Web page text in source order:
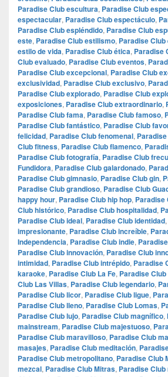
Paradise Club escultura, Paradise Club
espectacular, Paradise Club espectáculo,
Paradise Club espléndido, Paradise Club
este, Paradise Club estilismo, Paradise
estilo de vida, Paradise Club ética, Paradise
Club evaluado, Paradise Club eventos,
Paradise Club excepcional, Paradise Club
exclusividad, Paradise Club exclusivo,
Paradise Club explorado, Paradise Club
exposiciones, Paradise Club extraordinario,
Paradise Club fama, Paradise Club famoso,
Paradise Club fantástico, Paradise Club
felicidad, Paradise Club fenomenal,
Club fitness, Paradise Club flamenco,
Paradise Club fotografía, Paradise Club
Fundidora, Paradise Club galardonado,
Paradise Club gimnasio, Paradise Club gin,
Paradise Club grandioso, Paradise Club
happy hour, Paradise Club hip hop, Paradise
Club histórico, Paradise Club hospitalidad,
Paradise Club ideal, Paradise Club identidad,
impresionante, Paradise Club increíble,
Independencia, Paradise Club indie,
Paradise Club innovación, Paradise Club
intimidad, Paradise Club intrépido, Paradise
karaoke, Paradise Club La Fe, Paradise
Club Las Villas, Paradise Club legendario,
Paradise Club licor, Paradise Club ligue,
Paradise Club lleno, Paradise Club Lomas,
Paradise Club lujo, Paradise Club magnífico,
mainstream, Paradise Club majestuoso,
Paradise Club maravilloso, Paradise Club
masajes, Paradise Club meditación,
Paradise Club metropolitano, Paradise Club
mezcal, Paradise Club Mitras, Paradise